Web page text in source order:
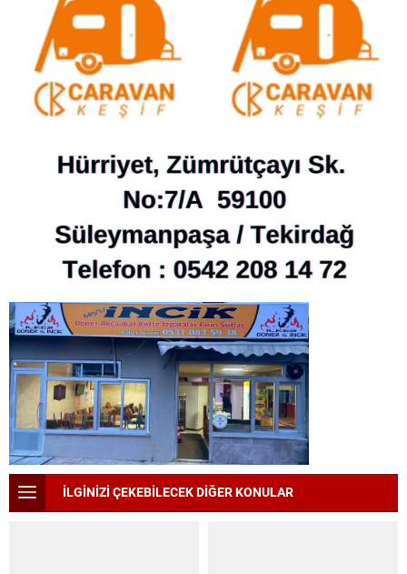
İLGİNİZİ ÇEKEBİLECEK DİĞER KONULAR